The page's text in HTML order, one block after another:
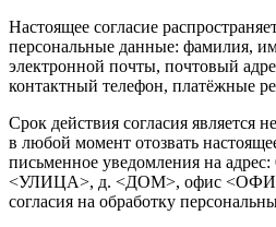
Настоящее согласие
персональные данные: фамилия,
электронной почты, почтовый
контактный телефон, платёжные
Срок действия согласия
в любой момент отозвать
письменное уведомления на
<УЛИЦА>, д. <ДОМ>, офис
согласия на обработку